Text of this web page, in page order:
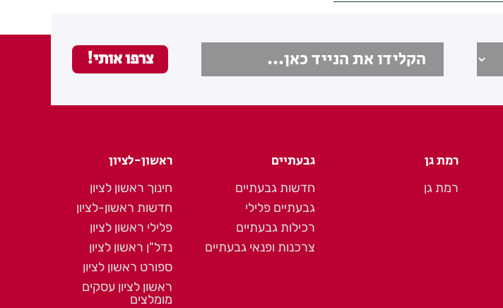
רמת גן
רמת גן
גבעתיים
חדשות גבעתיים
גבעתיים פלילי
רכילות גבעתיים
צרכנות ופנאי גבעתיים
ראשון-לציון
חינוך ראשון לציון
חדשות ראשון-לציון
פלילי ראשון לציון
נדל"ן ראשון לציון
ספורט ראשון לציון
ראשון לציון עסקים
מומלצים